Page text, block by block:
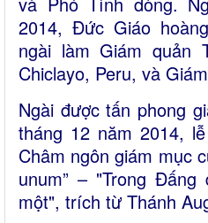
2014, Đức Giáo
ngài làm Giám quản
Chiclayo, Peru, và
Ngài được tấn phong
tháng 12 năm 2014,
Châm ngôn giám mục
unum” – "Trong
một", trích từ Thánh